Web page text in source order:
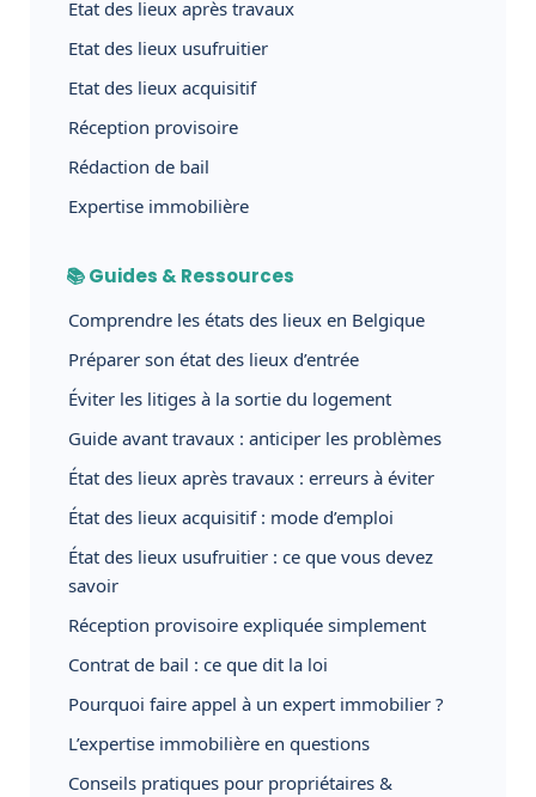
Etat des lieux après travaux
Etat des lieux usufruitier
Etat des lieux acquisitif
Réception provisoire
Rédaction de bail
Expertise immobilière
📚 Guides & Ressources
Comprendre les états des lieux en Belgique
Préparer son état des lieux d’entrée
Éviter les litiges à la sortie du logement
Guide avant travaux : anticiper les problèmes
État des lieux après travaux : erreurs à éviter
État des lieux acquisitif : mode d’emploi
État des lieux usufruitier : ce que vous devez
savoir
Réception provisoire expliquée simplement
Contrat de bail : ce que dit la loi
Pourquoi faire appel à un expert immobilier ?
L’expertise immobilière en questions
Conseils pratiques pour propriétaires &